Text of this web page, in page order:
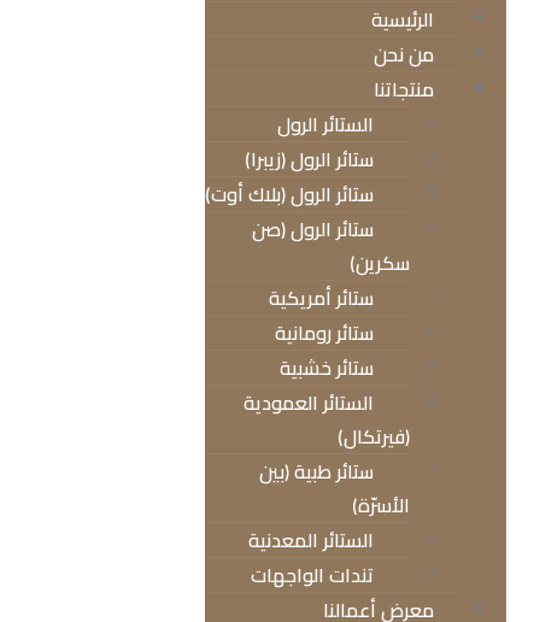
الرئيسية
من نحن
منتجاتنا
الستائر الرول
ستائر الرول (زيبرا)
ستائر الرول (بلاك أوت)
ستائر الرول (صن
سكرين)
ستائر أمريكية
ستائر رومانية
ستائر خشبية
الستائر العمودية
(فيرتكال)
ستائر طبية (بين
الأسرّة)
الستائر المعدنية
تندات الواجهات
معرض أعمالنا